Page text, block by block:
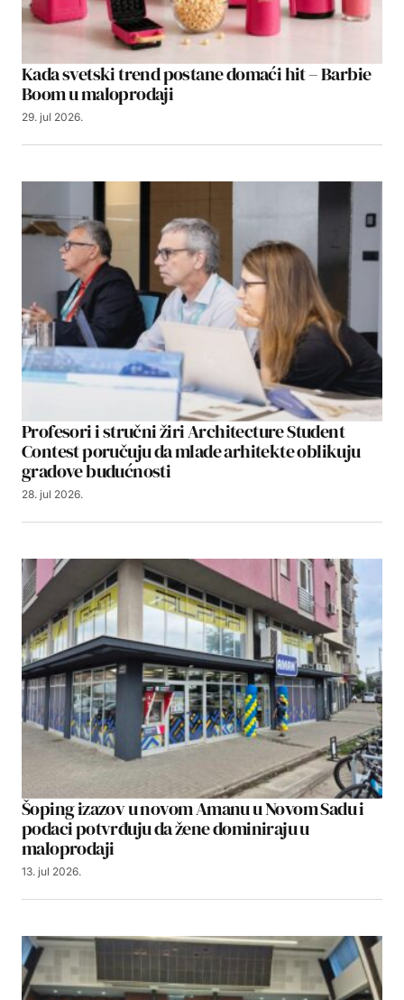
Kada svetski trend postane domaći hit – Barbie
Boom u maloprodaji
29. jul 2026.
Profesori i stručni žiri Architecture Student
Contest poručuju da mlade arhitekte oblikuju
gradove budućnosti
28. jul 2026.
Šoping izazov u novom Amanu u Novom Sadu i
podaci potvrđuju da žene dominiraju u
maloprodaji
13. jul 2026.